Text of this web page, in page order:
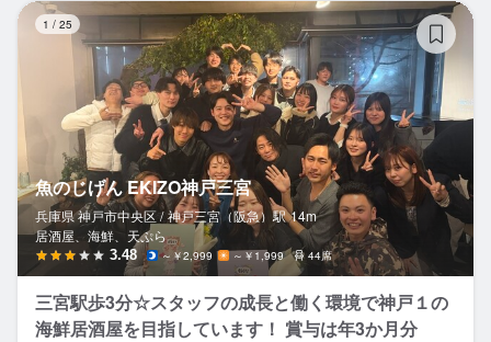
1 / 25
魚のじげん EKIZO神戸三宮
兵庫県 神戸市中央区 / 神戸三宮（阪急）駅 14m
居酒屋、海鮮、天ぷら
3.48 ～￥2,999 ～￥1,999 44席
三宮駅歩3分☆スタッフの成長と働く環境で神戸１の
海鮮居酒屋を目指しています！ 賞与は年3か月分